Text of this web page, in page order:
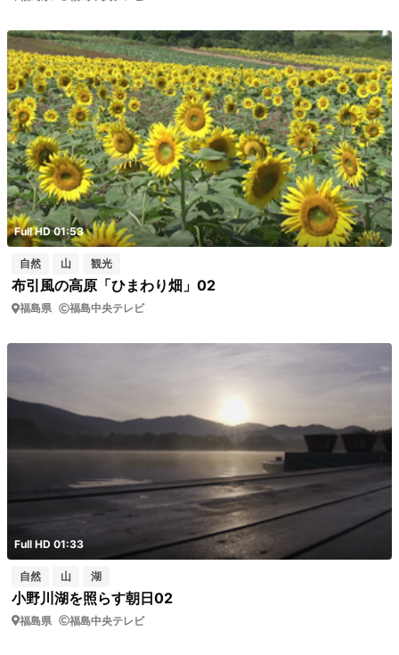
Full HD 01:53
自然 山 観光
布引風の高原「ひまわり畑」02
福島県 福島中央テレビ
Full HD 01:33
自然 山 湖
小野川湖を照らす朝日02
福島県 福島中央テレビ